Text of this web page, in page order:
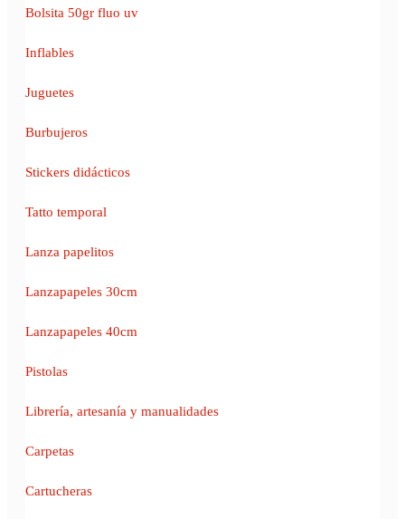
Bolsita 50gr fluo uv
Inflables
Juguetes
Burbujeros
Stickers didácticos
Tatto temporal
Lanza papelitos
Lanzapapeles 30cm
Lanzapapeles 40cm
Pistolas
Librería, artesanía y manualidades
Carpetas
Cartucheras